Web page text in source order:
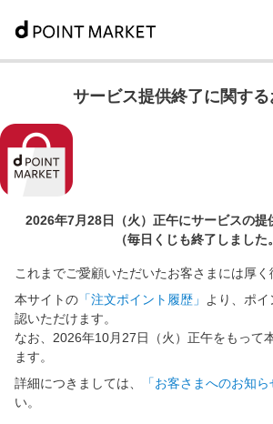
サービス提供終了に関す
2026年7月28日（火）正午にサービスの提
（毎日くじも終了しました
これまでご愛顧いただいたお客さまには厚く
本サイトの 「注文ポイント履歴」
より、ポ
認いただけます。
なお、2026年10月27日（火）正午をもって
ます。
詳細につきましては、
「お客さまへのお知ら
い。